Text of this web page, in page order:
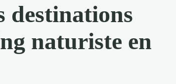
destinations
naturiste en